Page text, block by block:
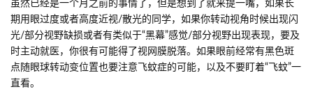
虽然已经是一个月之前的事情了，但是想到了就来提一嘴，如果长
期用眼过度或者高度近视/散光的同学，如果你转动视角时候出现闪
光/部分视野缺损或者有类似于“黑幕”感觉/部分视野出现表现，要及
时主动就医，你很有可能得了视网膜脱落。如果眼前经常有黑色斑
点随眼球转动变位置也要注意飞蚊症的可能，以及不要盯着“飞蚊”一
直看。